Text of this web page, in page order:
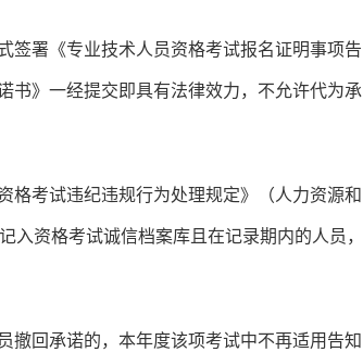
签署《专业技术人员资格考试报名证明事项告
书》一经提交即具有法律效力，不允许代为承
格考试违纪违规行为处理规定》（人力资源和
资格考试诚信档案库且在记录期内的人员，
撤回承诺的，本年度该项考试中不再适用告知